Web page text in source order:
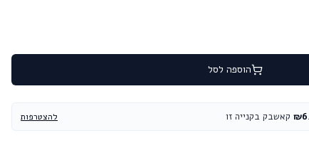
הוספה לסל
₪ קאשבק בקנייה זו להצטרפות